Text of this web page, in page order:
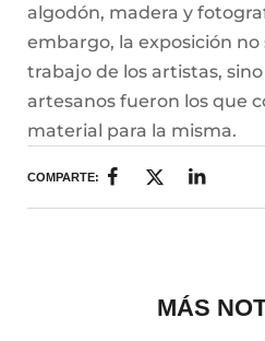
algodón, madera y
embargo, la exposición no
trabajo de los artistas,
artesanos fueron los que
material para la misma.
COMPARTE:
MÁS